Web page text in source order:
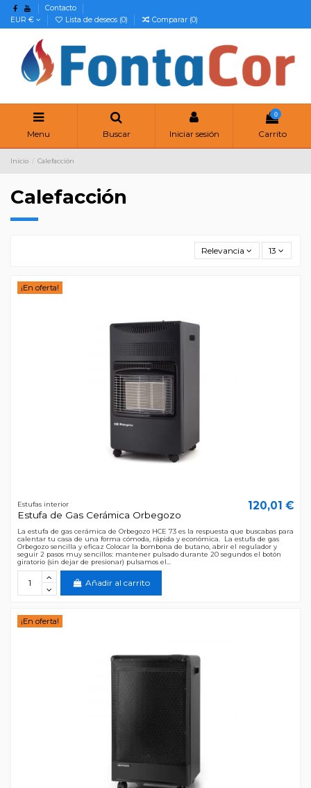
Contacto
EUR €
Lista de deseos (0) Comparar (0)
Menu Buscar Iniciar sesión
0
Carrito
Inicio Calefacción
Calefacción
Relevancia 13
¡En oferta!
Estufas interior
Estufa de Gas Cerámica Orbegozo
120,01 €
La estufa de gas cerámica de Orbegozo HCE 73 es la respuesta que buscabas para
calentar tu casa de una forma cómoda, rápida y económica. La estufa de gas
Orbegozo sencilla y eficaz Colocar la bombona de butano, abrir el regulador y
seguir 2 pasos muy sencillos: mantener pulsado durante 20 segundos el botón
giratorio (sin dejar de presionar) pulsamos el...
Añadir al carrito
¡En oferta!